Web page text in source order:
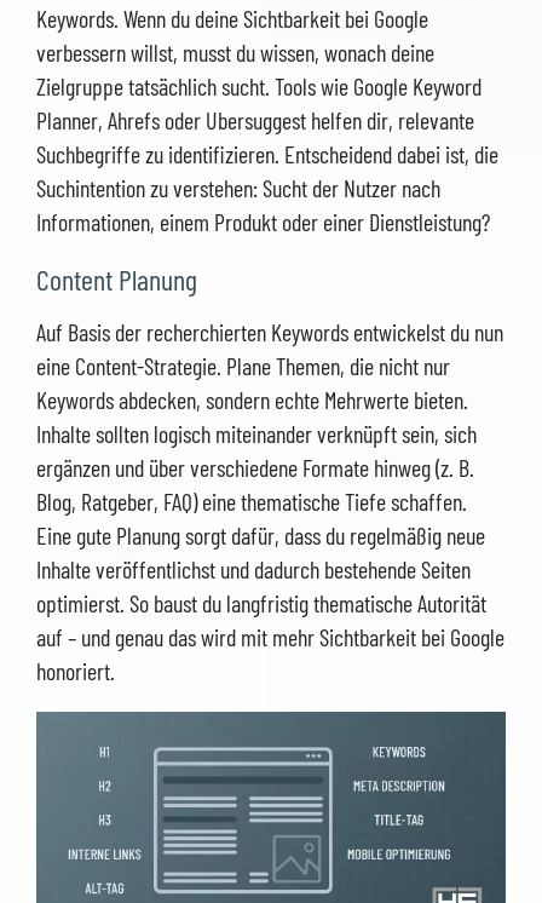
Keywords. Wenn du deine Sichtbarkeit bei Google
verbessern willst, musst du wissen, wonach deine
Zielgruppe tatsächlich sucht. Tools wie Google Keyword
Planner, Ahrefs oder Ubersuggest helfen dir, relevante
Suchbegriffe zu identifizieren. Entscheidend dabei ist, die
Suchintention zu verstehen: Sucht der Nutzer nach
Informationen, einem Produkt oder einer Dienstleistung?
Content Planung
Auf Basis der recherchierten Keywords entwickelst du nun
eine Content-Strategie. Plane Themen, die nicht nur
Keywords abdecken, sondern echte Mehrwerte bieten.
Inhalte sollten logisch miteinander verknüpft sein, sich
ergänzen und über verschiedene Formate hinweg (z. B.
Blog, Ratgeber, FAQ) eine thematische Tiefe schaffen.
Eine gute Planung sorgt dafür, dass du regelmäßig neue
Inhalte veröffentlichst und dadurch bestehende Seiten
optimierst. So baust du langfristig thematische Autorität
auf – und genau das wird mit mehr Sichtbarkeit bei Google
honoriert.